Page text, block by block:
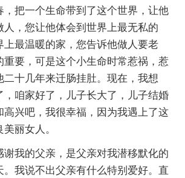
，把一个生命带到了这个世界，让他
人，您让他体会到世界上最无私的
上最温暖的家，您告诉他做人要老
重要，可是这个小生命时常惹祸，惹
二十几年来迁肠挂肚。现在，我想
，咱家好了，儿子长大了，儿子结婚
高兴吧，我很幸福，因为我遇上了这
丽女人。
谢我的父亲，是父亲对我潜移默化的
。我说不出父亲有什么特别爱好。直